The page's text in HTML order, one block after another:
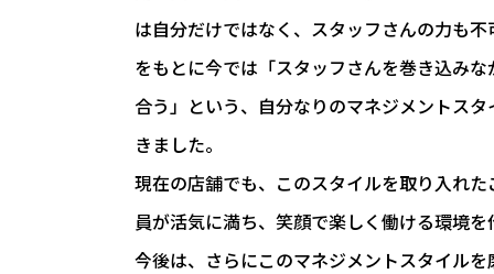
は自分だけではなく、スタッフさんの力も
をもとに今では「スタッフさんを巻き込み
合う」という、自分なりのマネジメントス
きました。
現在の店舗でも、このスタイルを取り入れ
員が活気に満ち、笑顔で楽しく働ける環境を
今後は、さらにこのマネジメントスタイル